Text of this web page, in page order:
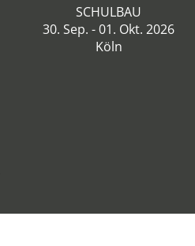
SCHULBAU
30. Sep. - 01. Okt. 2026
Köln